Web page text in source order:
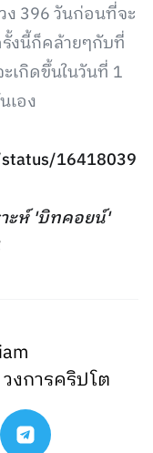
ง 396 วันก่อนที่จะ
รั้งนี้ก็คล้ายๆกับที่
เกิดขึ้นในวันที่ 1
เอง
16418039
าะห์ 'บิทคอยน์'
วงการคริปโต